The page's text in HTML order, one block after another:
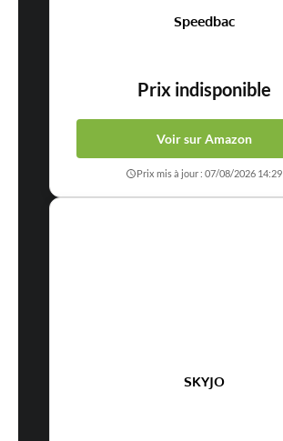
Speedbac
Prix indisponible
Voir sur Amazon
Prix mis à jour : 07/08/2026 14:29
SKYJO